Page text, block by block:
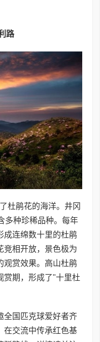
路
杜鹃花的海洋。井冈
多种珍稀品种。每年
成连绵数十里的杜鹃
竞相开放，景色极为
观赏效果。高山杜鹃
赏期，形成了"十里杜
全国匹克球爱好者齐
在交流中传承红色基